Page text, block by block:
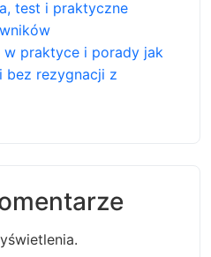
test i praktyczne
w praktyce i porady jak
bez rezygnacji z